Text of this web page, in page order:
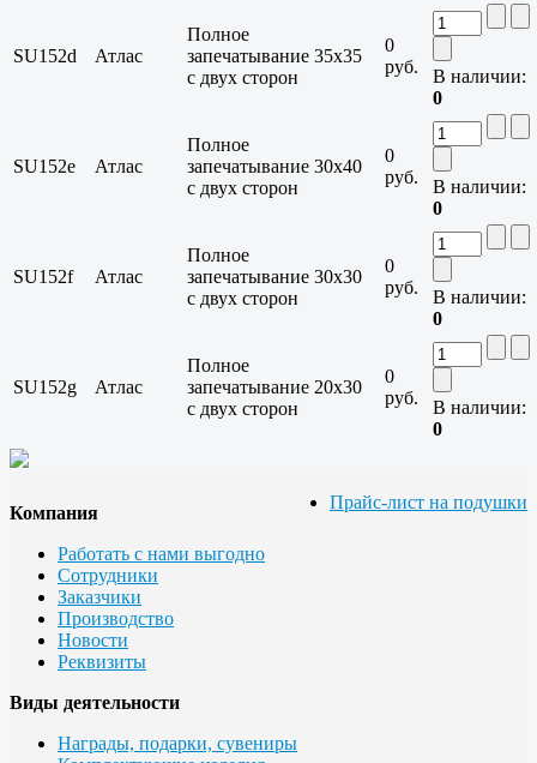
SU152d Атлас
Полное
запечатывание
с двух сторон
35x35
0
руб.
В наличии:
0
SU152e Атлас
Полное
запечатывание
с двух сторон
30x40
0
руб.
В наличии:
0
SU152f Атлас
Полное
запечатывание
с двух сторон
30x30
0
руб.
В наличии:
0
SU152g Атлас
Полное
запечатывание
с двух сторон
20x30
0
руб.
В наличии:
0
Прайс-лист на подушки
Компания
Работать с нами выгодно
Сотрудники
Заказчики
Производство
Новости
Реквизиты
Виды деятельности
Награды, подарки, сувениры